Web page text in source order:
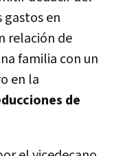
gastos en
relación de
familia con un
en la
de